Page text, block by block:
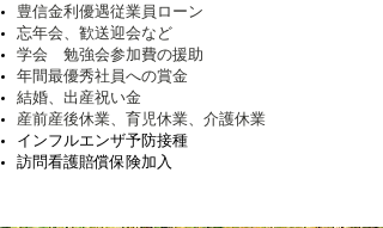
豊信金利優遇従業員ローン
忘年会、歓送迎会など
学会 勉強会参加費の援助
年間最優秀社員への賞金
結婚、出産祝い金
産前産後休業、育児休業、介護休業​
インフルエンザ予防接種
訪問看護賠償保険加入